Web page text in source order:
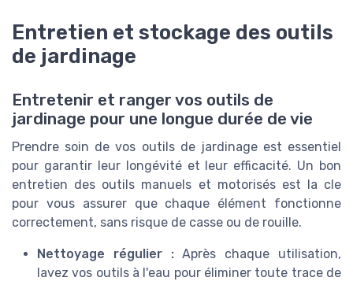
Entretien et stockage des outils
de jardinage
Entretenir et ranger vos outils de
jardinage pour une longue durée de vie
Prendre soin de vos outils de jardinage est essentiel
pour garantir leur longévité et leur efficacité. Un bon
entretien des outils manuels et motorisés est la cle
pour vous assurer que chaque élément fonctionne
correctement, sans risque de casse ou de rouille.
Nettoyage régulier :Après chaque utilisation,
lavez vos outils à l'eau pour éliminer toute trace de